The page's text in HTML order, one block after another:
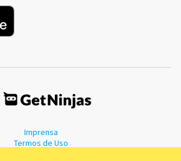
Imprensa
Termos de Uso